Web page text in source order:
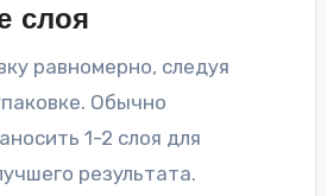
слоя
равномерно, следуя
Обычно
1-2 слоя для
результата.